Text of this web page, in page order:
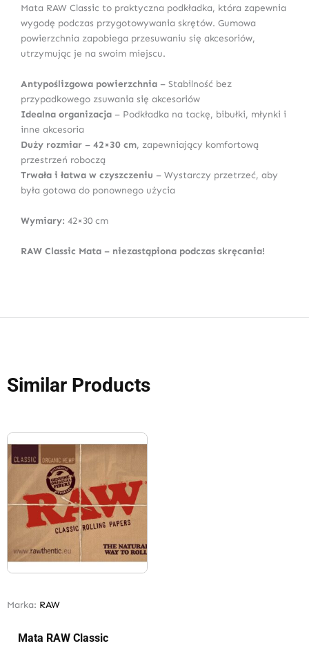
Mata RAW Classic to praktyczna podkładka, która zapewnia
wygodę podczas przygotowywania skrętów. Gumowa
powierzchnia zapobiega przesuwaniu się akcesoriów,
utrzymując je na swoim miejscu.
Antypoślizgowa powierzchnia – Stabilność bez
przypadkowego zsuwania się akcesoriów
Idealna organizacja – Podkładka na tackę, bibułki, młynki i
inne akcesoria
Duży rozmiar – 42×30 cm, zapewniający komfortową
przestrzeń roboczą
Trwała i łatwa w czyszczeniu – Wystarczy przetrzeć, aby
była gotowa do ponownego użycia
Wymiary: 42×30 cm
RAW Classic Mata – niezastąpiona podczas skręcania!
Similar Products
Marka: RAW
Mata RAW Classic